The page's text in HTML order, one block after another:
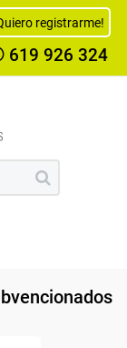
registrarme!
619 926 324